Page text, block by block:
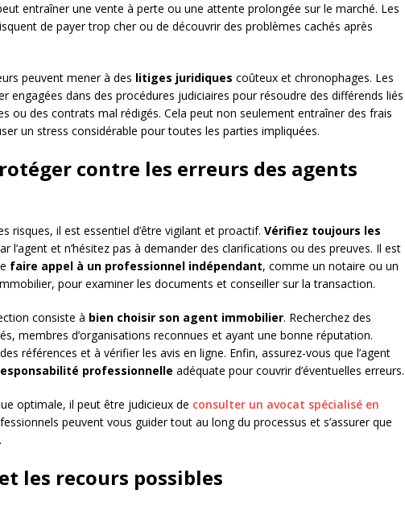
entraîner une vente à perte ou une attente prolongée sur le marché. Les
de payer trop cher ou de découvrir des problèmes cachés après
peuvent mener à des litiges juridiques coûteux et chronophages. Les
engagées dans des procédures judiciaires pour résoudre des différends liés
ou des contrats mal rédigés. Cela peut non seulement entraîner des frais
un stress considérable pour toutes les parties impliquées.
contre les erreurs des agents
risques, il est essentiel d’être vigilant et proactif. Vérifiez toujours les
l’agent et n’hésitez pas à demander des clarifications ou des preuves. Il est
faire appel à un professionnel indépendant, comme un notaire ou un
pour examiner les documents et conseiller sur la transaction.
consiste à bien choisir son agent immobilier. Recherchez des
membres d’organisations reconnues et ayant une bonne réputation.
références et à vérifier les avis en ligne. Enfin, assurez-vous que l’agent
professionnelle adéquate pour couvrir d’éventuelles erreurs.
optimale, il peut être judicieux de consulter un avocat spécialisé en
peuvent vous guider tout au long du processus et s’assurer que
les recours possibles